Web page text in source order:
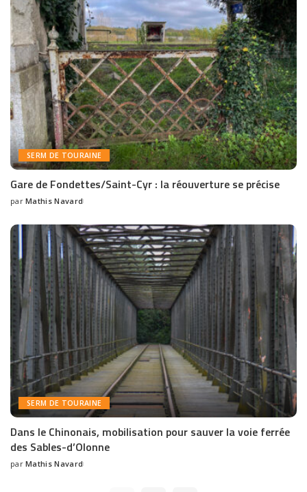
SERM DE TOURAINE
Gare de Fondettes/Saint-Cyr : la réouverture se précise
par Mathis Navard
SERM DE TOURAINE
Dans le Chinonais, mobilisation pour sauver la voie ferrée
des Sables-d’Olonne
par Mathis Navard